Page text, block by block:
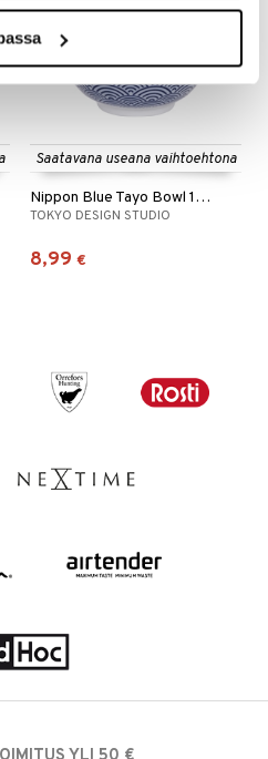
Saatavana useana vaihtoehtona
Nippon Blue Tayo Bowl 15.2 cm
TOKYO DESIGN STUDIO
8,99 €